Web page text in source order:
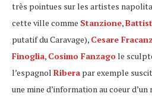
très pointues sur les artistes
cette ville comme Stanzione,
putatif du Caravage), Cesare
Finoglia, Cosimo Fanzagole
l’espagnol Ribera par exemple
une mine d’information au coeur